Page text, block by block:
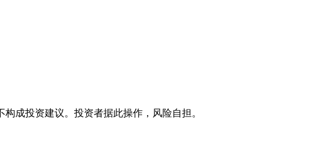
成投资建议。投资者据此操作，风险自担。